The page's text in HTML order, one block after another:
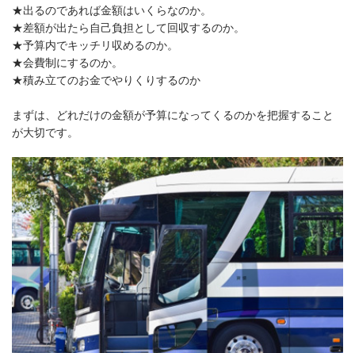
★出るのであれば金額はいくらなのか。
★差額が出たら自己負担として回収するのか。
★予算内でキッチリ収めるのか。
★会費制にするのか。
★積み立てのお金でやりくりするのか
まずは、どれだけの金額が予算になってくるのかを把握すること
が大切です。